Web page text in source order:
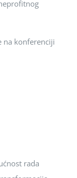
na konferenciji
rada